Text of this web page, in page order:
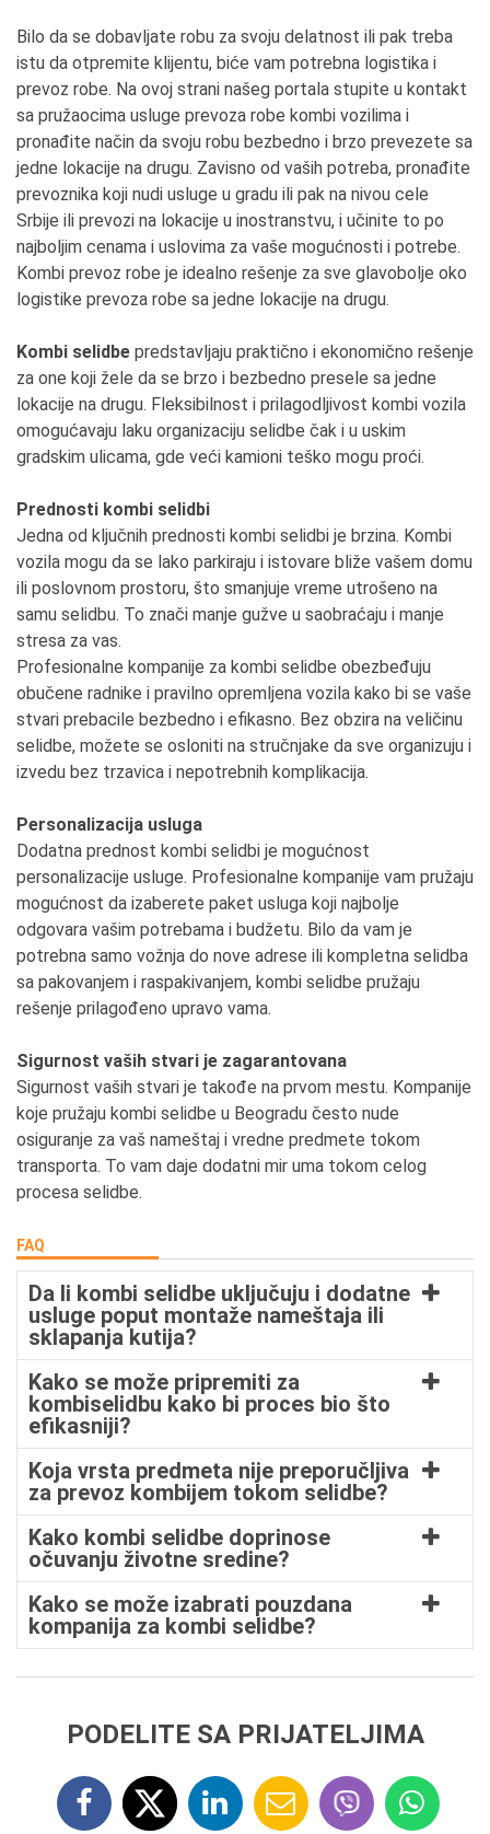
Bilo da se dobavljate robu za svoju delatnost ili pak treba
istu da otpremite klijentu, biće vam potrebna logistika i
prevoz robe. Na ovoj strani našeg portala stupite u kontakt
sa pružaocima usluge prevoza robe kombi vozilima i
pronađite način da svoju robu bezbedno i brzo prevezete sa
jedne lokacije na drugu. Zavisno od vaših potreba, pronađite
prevoznika koji nudi usluge u gradu ili pak na nivou cele
Srbije ili prevozi na lokacije u inostranstvu, i učinite to po
najboljim cenama i uslovima za vaše mogućnosti i potrebe.
Kombi prevoz robe je idealno rešenje za sve glavobolje oko
logistike prevoza robe sa jedne lokacije na drugu.
Kombi selidbe predstavljaju praktično i ekonomično rešenje
za one koji žele da se brzo i bezbedno presele sa jedne
lokacije na drugu. Fleksibilnost i prilagodljivost kombi vozila
omogućavaju laku organizaciju selidbe čak i u uskim
gradskim ulicama, gde veći kamioni teško mogu proći.
Prednosti kombi selidbi
Jedna od ključnih prednosti kombi selidbi je brzina. Kombi
vozila mogu da se lako parkiraju i istovare bliže vašem domu
ili poslovnom prostoru, što smanjuje vreme utrošeno na
samu selidbu. To znači manje gužve u saobraćaju i manje
stresa za vas.
Profesionalne kompanije za kombi selidbe obezbeđuju
obučene radnike i pravilno opremljena vozila kako bi se vaše
stvari prebacile bezbedno i efikasno. Bez obzira na veličinu
selidbe, možete se osloniti na stručnjake da sve organizuju i
izvedu bez trzavica i nepotrebnih komplikacija.
Personalizacija usluga
Dodatna prednost kombi selidbi je mogućnost
personalizacije usluge. Profesionalne kompanije vam pružaju
mogućnost da izaberete paket usluga koji najbolje
odgovara vašim potrebama i budžetu. Bilo da vam je
potrebna samo vožnja do nove adrese ili kompletna selidba
sa pakovanjem i raspakivanjem, kombi selidbe pružaju
rešenje prilagođeno upravo vama.
Sigurnost vaših stvari je zagarantovana
Sigurnost vaših stvari je takođe na prvom mestu. Kompanije
koje pružaju kombi selidbe u Beogradu često nude
osiguranje za vaš nameštaj i vredne predmete tokom
transporta. To vam daje dodatni mir uma tokom celog
procesa selidbe.
FAQ
Da li kombi selidbe uključuju i dodatne
usluge poput montaže nameštaja ili
sklapanja kutija?
Kako se može pripremiti za
kombiselidbu kako bi proces bio što
efikasniji?
Koja vrsta predmeta nije preporučljiva
za prevoz kombijem tokom selidbe?
Kako kombi selidbe doprinose
očuvanju životne sredine?
Kako se može izabrati pouzdana
kompanija za kombi selidbe?
PODELITE SA PRIJATELJIMA